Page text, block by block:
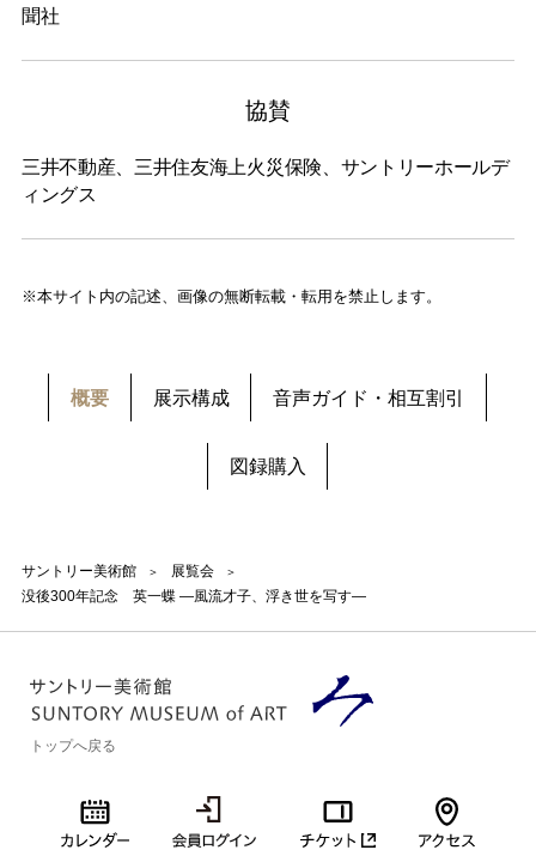
サントリー美術館
展覧会
没後300年記念 英一蝶 ―風流才子、浮き世を写す―
聞社
協賛
三井不動産、三井住友海上火災保険、サントリーホールデ
ィングス
※本サイト内の記述、画像の無断転載・転用を禁止します。
概要 展示構成 音声ガイド・相互割引
図録購入
トップへ戻る